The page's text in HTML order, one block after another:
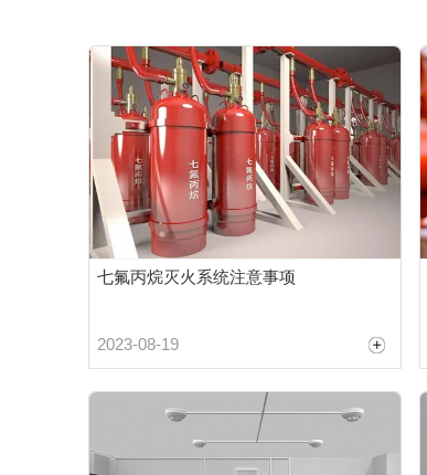
七氟丙烷灭火系统注意事项
2023-08-19